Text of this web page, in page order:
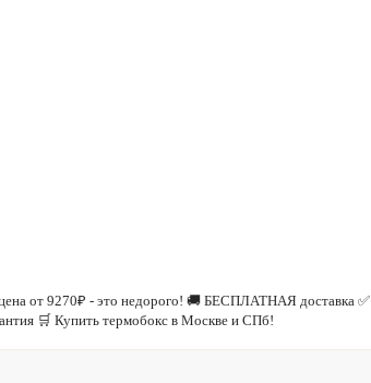
от 9270₽ - это недорого! 🚚 БЕСПЛАТНАЯ доставка ✅
🛒 Купить термобокс в Москве и СПб!